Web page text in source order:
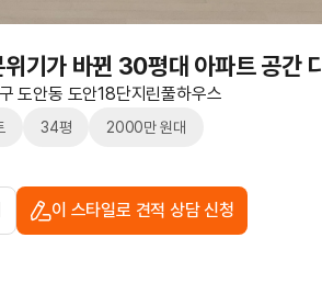
기가 바뀐 30평대 아파트 공간
도안동 도안18단지린풀하우스
34평 2000만 원대
이 스타일로 견적 상담 신청